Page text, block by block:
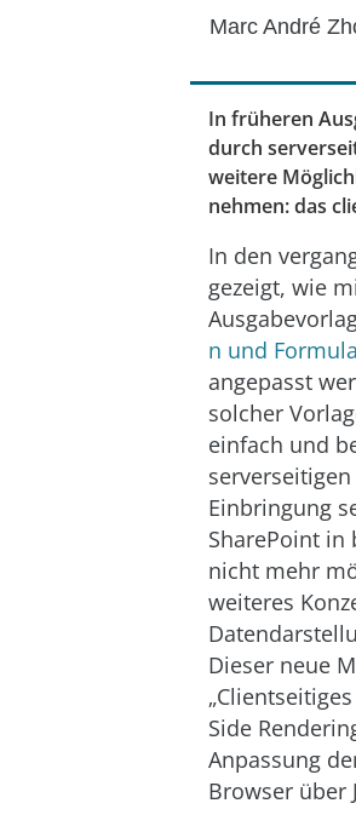
Marc André
In früheren
durch
weitere
nehmen: das
In den
gezeigt, wie
n und
angepasst
solcher
einfach und
Einbringung
SharePoint in
nicht mehr
weiteres
Dieser neue
Side
Anpassung
Browser über